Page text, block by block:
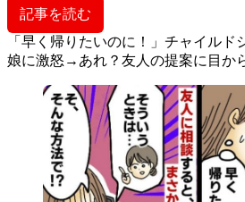
記事を読む
「早く帰りたいのに！」チャイルド
娘に激怒→あれ？友人の提案に目か